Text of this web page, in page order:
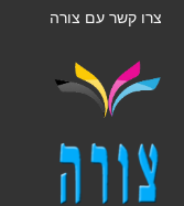
צרו קשר עם צורה